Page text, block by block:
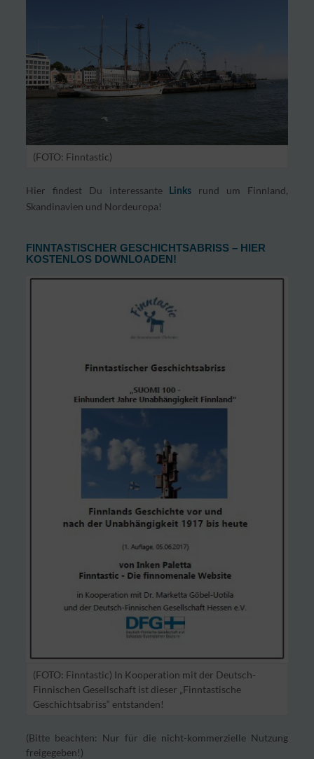
(FOTO: Finntastic)
Hier findest Du interessante Links
rund um Finnland,
Skandinavien und Nordeuropa!
FINNTASTISCHER GESCHICHTSABRISS – HIER
KOSTENLOS DOWNLOADEN!
(FOTO: Finntastic) In Kooperation mit der Deutsch-
Finnischen Gesellschaft ist dieser „Finntastische
Geschichtsabriss“ entstanden!
(Bitte beachten: Nur für die nicht-kommerzielle Nutzung
freigegeben!)